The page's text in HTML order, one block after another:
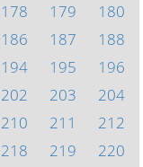
178 179
180
186 187
188
194 195
196
202 203
204
210 211
212
218 219
220